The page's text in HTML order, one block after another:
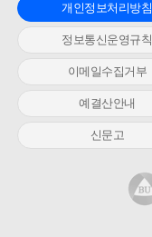
개인정보처리방침
정보통신운영규칙
이메일수집거부
예결산안내
신문고